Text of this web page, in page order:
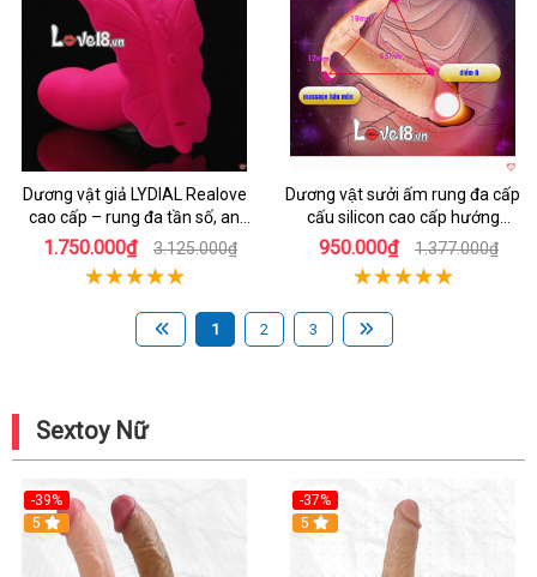
Dương vật giả LYDIAL Realove
cao cấp – rung đa tần số, an
toàn, nữ yêu thích
1.750.000₫ 3.125.000₫
Dương vật sưởi ấm rung đa cấp
cấu silicon cao cấp hướng
dương
950.000₫ 1.377.000₫
1 2 3
Sextoy Nữ
-39%
Hot
5
-37%
5